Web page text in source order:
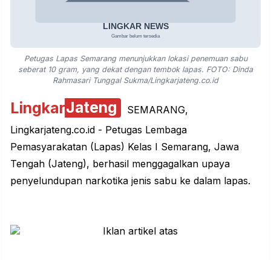
Petugas Lapas Semarang menunjukkan lokasi penemuan sabu
seberat 10 gram, yang dekat dengan tembok lapas. FOTO: Dinda
Rahmasari Tunggal Sukma/Lingkarjateng.co.id
LingkarJateng
SEMARANG,
Lingkarjateng.co.id - Petugas Lembaga
Pemasyarakatan (Lapas) Kelas I Semarang, Jawa
Tengah (Jateng), berhasil menggagalkan upaya
penyelundupan narkotika jenis sabu ke dalam lapas.